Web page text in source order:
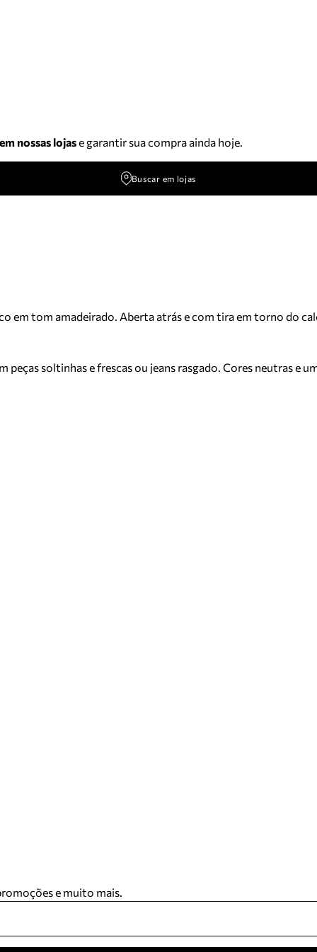
nossas lojase garantir sua compra ainda hoje.
Buscar em lojas
em tom amadeirado. Aberta atrás e com tira em torno do
soltinhas e frescas ou jeans rasgado. Cores neutras e
e muito mais.